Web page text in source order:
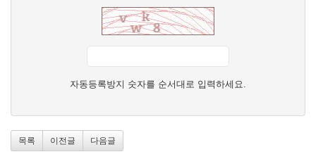
자동등록방지 숫자를 순서대로 입력하세요.
목록 이전글 다음글